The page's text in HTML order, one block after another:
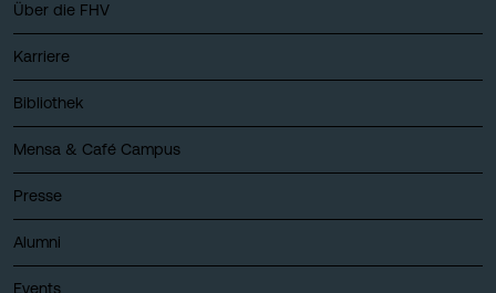
Über die FHV
Karriere
Bibliothek
Mensa & Café Campus
Presse
Alumni
Events